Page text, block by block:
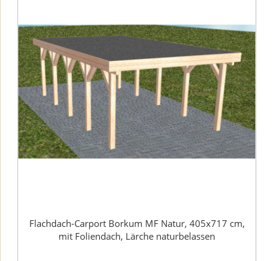
Flachdach-Carport Borkum MF Natur, 405x717 cm,
mit Foliendach, Lärche naturbelassen